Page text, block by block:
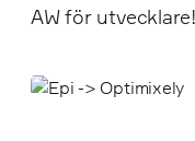
AW för utvecklare!